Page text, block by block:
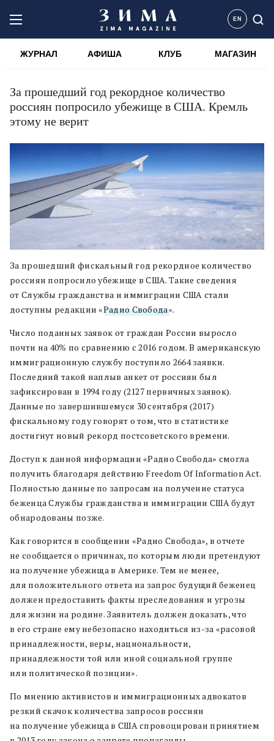
EN
ЖУРНАЛ АФИША КЛУБ МАГАЗИН
За прошедший год рекордное количество
россиян попросило убежище в США. Кремль
этому не верит
За прошедший фискальный год рекордное количество
россиян попросило убежище в США. Такие сведения
от Службы гражданства и иммиграции США стали
доступны редакции «Радио Свобода».
Число поданных заявок от граждан России выросло
почти на 40% по сравнению с 2016 годом. В американскую
иммиграционную службу поступило 2664 заявки.
Последний такой наплыв анкет от россиян был
зафиксирован в 1994 году (2127 первичных заявок).
Данные по завершившемуся 30 сентября (2017)
фискальному году говорят о том, что в статистике
достигнут новый рекорд постсоветского времени.
Доступ к данной информации «Радио Свобода» смогла
получить благодаря действию Freedom Of Information Act.
Полностью данные по запросам на получение статуса
беженца Службы гражданства и иммиграции США будут
обнародованы позже.
Как говорится в сообщении «Радио Свобода», в отчете
не сообщается о причинах, по которым люди претендуют
на получение убежища в Америке. Тем не менее,
для положительного ответа на запрос будущий беженец
должен предоставить факты преследования и угрозы
для жизни на родине. Заявитель должен доказать, что
в его стране ему небезопасно находиться из-за «расовой
принадлежности, веры, национальности,
принадлежности той или иной социальной группе
или политической позиции».
По мнению активистов и иммиграционных адвокатов
резкий скачок количества запросов россиян
на получение убежища в США спровоцирован принятием